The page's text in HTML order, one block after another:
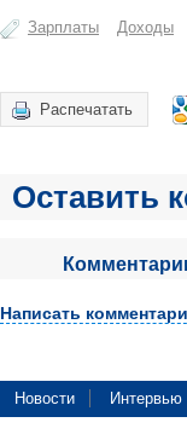
Зарплаты Доходы
Распечатать
Оставить
Написать
Новости Интервью